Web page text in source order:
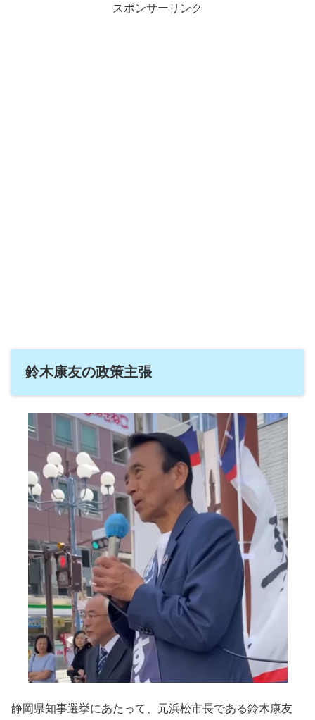
スポンサーリンク
鈴木康友の政策主張
静岡県知事選挙にあたって、元浜松市長である鈴木康友